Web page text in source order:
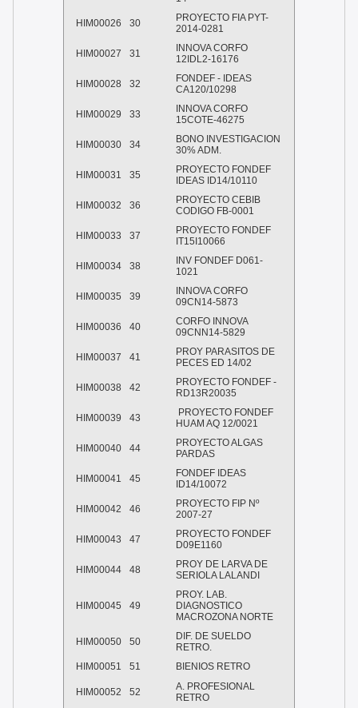
HIM00026 30
PROYECTO FIA PYT-
2014-0281
HIM00027 31
INNOVA CORFO
12IDL2-16176
HIM00028 32
FONDEF - IDEAS
CA120/10298
HIM00029 33
INNOVA CORFO
15COTE-46275
HIM00030 34
BONO INVESTIGACION
30% ADM.
HIM00031 35
PROYECTO FONDEF
IDEAS ID14/10110
HIM00032 36
PROYECTO CEBIB
CODIGO FB-0001
HIM00033 37
PROYECTO FONDEF
IT15I10066
HIM00034 38
INV FONDEF D061-
1021
HIM00035 39
INNOVA CORFO
09CN14-5873
HIM00036 40
CORFO INNOVA
09CNN14-5829
HIM00037 41
PROY PARASITOS DE
PECES ED 14/02
HIM00038 42
PROYECTO FONDEF -
RD13R20035
HIM00039 43
PROYECTO FONDEF
HUAM AQ 12/0021
HIM00040 44
PROYECTO ALGAS
PARDAS
HIM00041 45
FONDEF IDEAS
ID14/10072
HIM00042 46
PROYECTO FIP Nº
2007-27
HIM00043 47
PROYECTO FONDEF
D09E1160
HIM00044 48
PROY DE LARVA DE
SERIOLA LALANDI
HIM00045 49
PROY. LAB.
DIAGNOSTICO
MACROZONA NORTE
HIM00050 50
DIF. DE SUELDO
RETRO.
HIM00051
51 BIENIOS RETRO
HIM00052 52
A. PROFESIONAL
RETRO